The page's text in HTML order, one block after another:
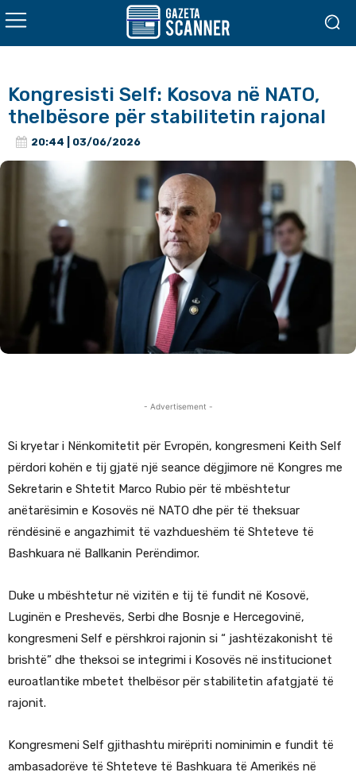
Kongresisti Self: Kosova në NATO,
thelbësore për stabilitetin rajonal
20:44 | 03/06/2026
- Advertisement -
Si kryetar i Nënkomitetit për Evropën, kongresmeni Keith Self
përdori kohën e tij gjatë një seance dëgjimore në Kongres me
Sekretarin e Shtetit Marco Rubio për të mbështetur
anëtarësimin e Kosovës në NATO dhe për të theksuar
rëndësinë e angazhimit të vazhdueshëm të Shteteve të
Bashkuara në Ballkanin Perëndimor.
Duke u mbështetur në vizitën e tij të fundit në Kosovë,
Luginën e Preshevës, Serbi dhe Bosnje e Hercegovinë,
kongresmeni Self e përshkroi rajonin si “ jashtëzakonisht të
brishtë” dhe theksoi se integrimi i Kosovës në institucionet
euroatlantike mbetet thelbësor për stabilitetin afatgjatë të
rajonit.
Kongresmeni Self gjithashtu mirëpriti nominimin e fundit të
ambasadorëve të Shteteve të Bashkuara të Amerikës në